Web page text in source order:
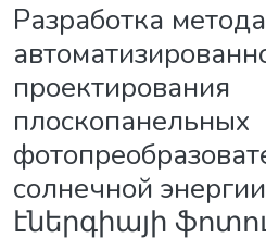
Разработка метода
проектирования
плоскопанельных
солнечной
էներգիայի